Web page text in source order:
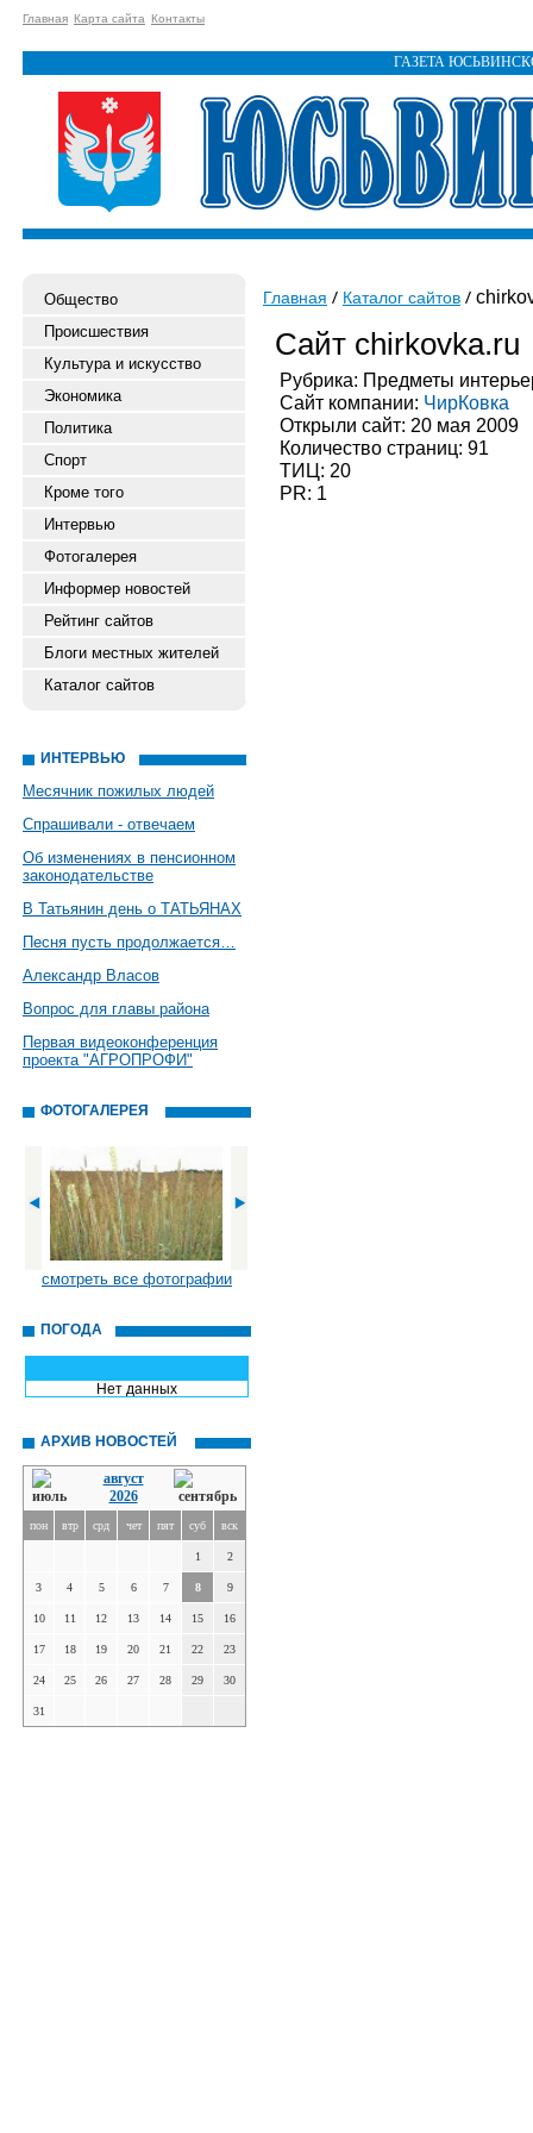
Главная Карта сайта Контакты
ГАЗЕТА
Общество
Происшествия
Культура и искусство
Экономика
Политика
Спорт
Кроме того
Интервью
Фотогалерея
Информер новостей
Рейтинг сайтов
Блоги местных жителей
Каталог сайтов
ИНТЕРВЬЮ
Месячник пожилых людей
Спрашивали - отвечаем
Об изменениях в пенсионном
законодательстве
В Татьянин день о ТАТЬЯНАХ
Песня пусть продолжается…
Александр Власов
Вопрос для главы района
Первая видеоконференция
проекта "АГРОПРОФИ"
ФОТОГАЛЕРЕЯ
смотреть все фотографии
ПОГОДА
Нет данных
АРХИВ НОВОСТЕЙ
август
2026
пон втр срд чет пят суб вск
1 2
3 4 5 6 7 8 9
10 11 12 13 14 15 16
17 18 19 20 21 22 23
24 25 26 27 28 29 30
31
Главная Каталог сайтов
Сайт chirkovka.ru
Рубрика: Предметы
Сайт компании: ЧирКовка
Открыли сайт: 20 мая 2009
Количество страниц: 91
ТИЦ: 20
PR: 1